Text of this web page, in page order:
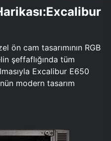
ön cam tasarımının RGB
şeffaflığında tüm
Excalibur E650
modern tasarım